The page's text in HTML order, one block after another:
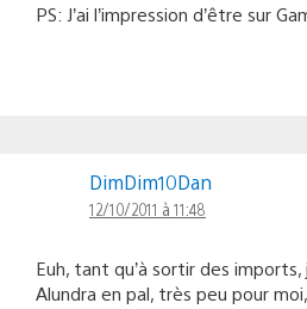
PS: J’ai l’impression d’être sur
DimDim10Dan
12/10/2011 à 11:48
Euh, tant qu’à sortir des imports,
Alundra en pal, très peu pour